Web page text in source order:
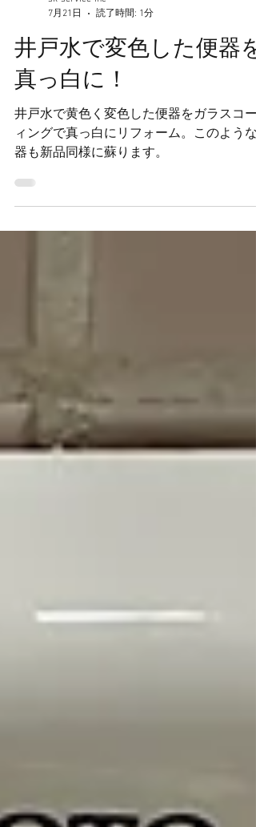
sk-service-inc
7月21日
読了時間: 1分
井戸水で変色した便器を
真っ白に！
井戸水で黄色く変色した便器をガラスコー
器も新品同様に蘇ります。